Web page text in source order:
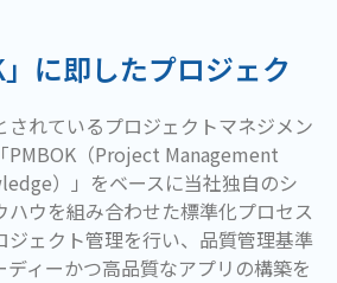
」に即したプロジェク
されているプロジェクトマネジメン
PMBOK（Project Management
）」をベースに当社独自のシ
ハウを組み合わせた標準化プロセス
ジェクト管理を行い、品質管理基準
ディーかつ高品質なアプリの構築を